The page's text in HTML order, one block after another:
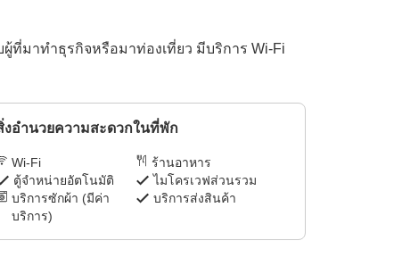
ที่มาทำธุรกิจหรือมาท่องเที่ยว มีบริการ Wi-Fi
งอำนวยความสะดวกในที่พัก
Wi-Fi
ร้านอาหาร
ตู้จำหน่ายอัตโนมัติ
ไมโครเวฟส่วนรวม
บริการซักผ้า (มีค่า
บริการ)
บริการส่งสินค้า